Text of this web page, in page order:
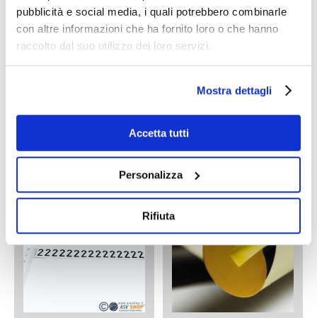
pubblicità e social media, i quali potrebbero combinarle
con altre informazioni che ha fornito loro o che hanno
raccolto dal suo utilizzo dei loro servizi.
Mostra dettagli
Accetta tutti
Personalizza
Rifiuta
A PARTIRE DA:€4,01
Segnali e cartelli di
€7,49